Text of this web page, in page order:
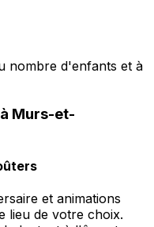
nombre d'enfants et à
Murs-et-
et animations
lieu de votre choix.